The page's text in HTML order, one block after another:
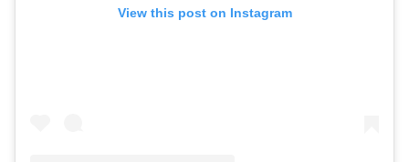
View this post on Instagram